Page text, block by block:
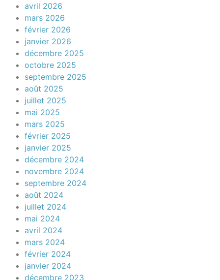
avril 2026
mars 2026
février 2026
janvier 2026
décembre 2025
octobre 2025
septembre 2025
août 2025
juillet 2025
mai 2025
mars 2025
février 2025
janvier 2025
décembre 2024
novembre 2024
septembre 2024
août 2024
juillet 2024
mai 2024
avril 2024
mars 2024
février 2024
janvier 2024
décembre 2023